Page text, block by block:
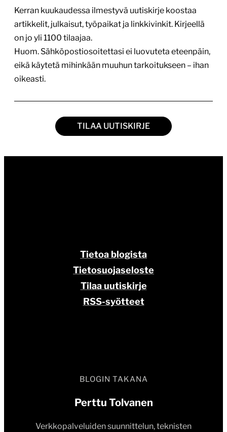
Kerran kuukaudessa ilmestyvä uutiskirje koostaa
artikkelit, julkaisut, työpaikat ja linkkivinkit. Kirjeellä
on jo yli 1100 tilaajaa.
Huom. Sähköpostiosoitettasi ei luovuteta eteenpäin,
eikä käytetä mihinkään muuhun tarkoitukseen – ihan
oikeasti.
TILAA UUTISKIRJE
BLOGIN TAKANA
Perttu Tolvanen
Verkkopalveluiden suunnittelun, teknisten
Tietoa blogista
Tietosuojaseloste
Tilaa uutiskirje
RSS-syötteet